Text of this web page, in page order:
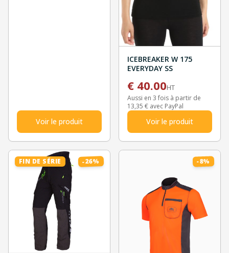
Voir le produit
ICEBREAKER W 175
EVERYDAY SS
€ 40.00HT
Aussi en 3 fois à partir de
13,35 € avec PayPal
Voir le produit
FIN DE SÉRIE -26% -8%